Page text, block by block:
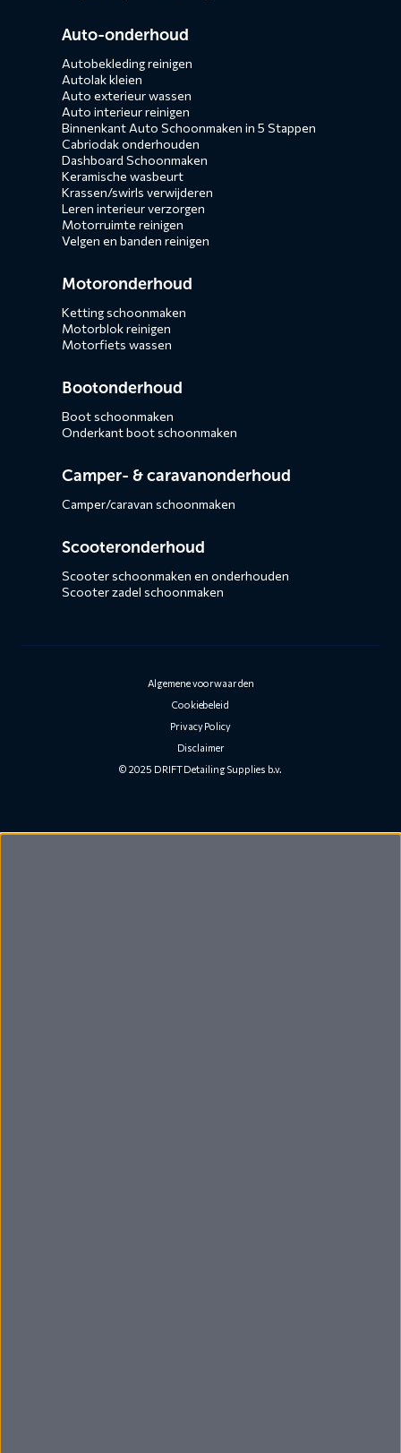
Auto-onderhoud
Autobekleding reinigen
Autolak kleien
Auto exterieur wassen
Auto interieur reinigen
Binnenkant Auto Schoonmaken in 5 Stappen
Cabriodak onderhouden
Dashboard Schoonmaken
Keramische wasbeurt
Krassen/swirls verwijderen
Leren interieur verzorgen
Motorruimte reinigen
Velgen en banden reinigen
Motoronderhoud
Ketting schoonmaken
Motorblok reinigen
Motorfiets wassen
Bootonderhoud
Boot schoonmaken
Onderkant boot schoonmaken
Camper- & caravanonderhoud
Camper/caravan schoonmaken
Scooteronderhoud
Scooter schoonmaken en onderhouden
Scooter zadel schoonmaken
Algemene voorwaarden
Cookiebeleid
Privacy Policy
Disclaimer
© 2025 DRIFT Detailing Supplies b.v.